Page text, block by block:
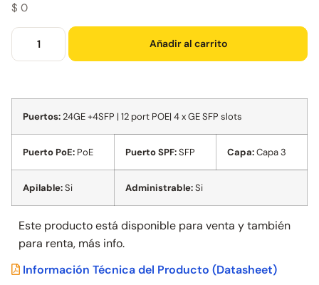
$ 0
Añadir al carrito
Puertos:24GE +4SFP | 12 port POE| 4 x GE SFP slots
Puerto PoE: PoE Puerto SPF:SFP Capa:Capa 3
Apilable:Si Administrable:Si
Este producto está disponible para venta y también
para renta, más info.
Información Técnica del Producto (Datasheet)